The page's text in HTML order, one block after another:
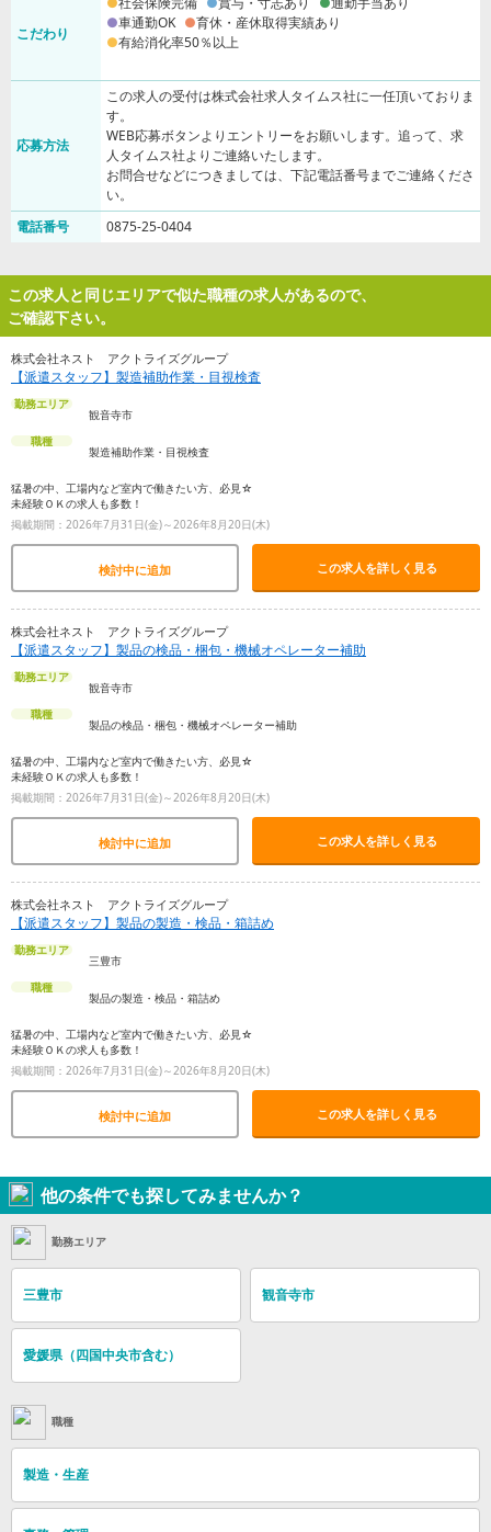
こだわり
車通勤OK
育休・産休取得実績あり
有給消化率50％以上
応募方法
この求人の受付は株式会社求人タイムス社に一任頂いておりま
す。
WEB応募ボタンよりエントリーをお願いします。追って、求
人タイムス社よりご連絡いたします。
お問合せなどにつきましては、下記電話番号までご連絡くださ
い。
電話番号
0875-25-0404
この求人と同じエリアで似た職種の求人があるので、
ご確認下さい。
株式会社ネスト アクトライズグループ
【派遣スタッフ】製造補助作業・目視検査
勤務エリア
観音寺市
職種
製造補助作業・目視検査
猛暑の中、工場内など室内で働きたい方、必見☆
未経験ＯＫの求人も多数！
掲載期間：2026年7月31日(金)～2026年8月20日(木)
検討中に追加 この求人を詳しく見る
株式会社ネスト アクトライズグループ
【派遣スタッフ】製品の検品・梱包・機械オペレーター補助
勤務エリア
観音寺市
職種
製品の検品・梱包・機械オペレーター補助
猛暑の中、工場内など室内で働きたい方、必見☆
未経験ＯＫの求人も多数！
掲載期間：2026年7月31日(金)～2026年8月20日(木)
検討中に追加 この求人を詳しく見る
株式会社ネスト アクトライズグループ
【派遣スタッフ】製品の製造・検品・箱詰め
勤務エリア
三豊市
職種
製品の製造・検品・箱詰め
猛暑の中、工場内など室内で働きたい方、必見☆
未経験ＯＫの求人も多数！
掲載期間：2026年7月31日(金)～2026年8月20日(木)
検討中に追加 この求人を詳しく見る
他の条件でも探してみませんか？
勤務エリア
三豊市 観音寺市
愛媛県（四国中央市含む）
職種
製造・生産